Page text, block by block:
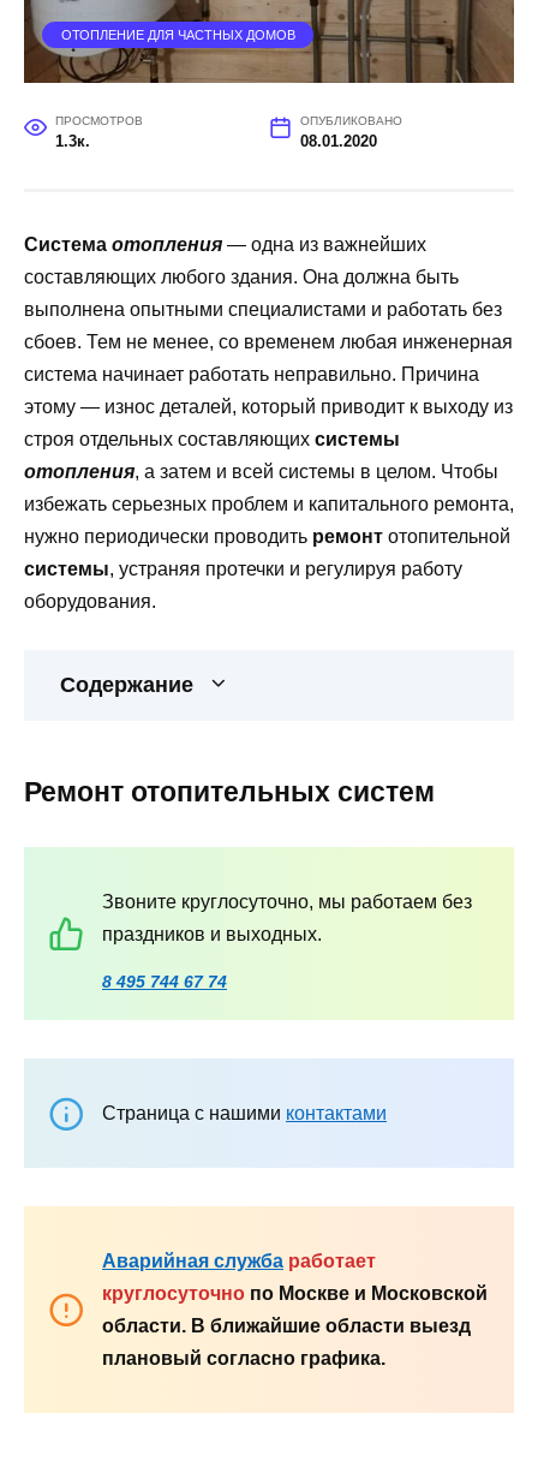
ОТОПЛЕНИЕ ДЛЯ ЧАСТНЫХ ДОМОВ
ПРОСМОТРОВ
1.3к.
ОПУБЛИКОВАНО
08.01.2020
Система отопления — одна из важнейших
составляющих любого здания. Она должна быть
выполнена опытными специалистами и работать без
сбоев. Тем не менее, со временем любая инженерная
система начинает работать неправильно. Причина
этому — износ деталей, который приводит к выходу из
строя отдельных составляющих системы
отопления, а затем и всей системы в целом. Чтобы
избежать серьезных проблем и капитального ремонта,
нужно периодически проводить ремонт отопительной
системы, устраняя протечки и регулируя работу
оборудования.
Содержание
Ремонт отопительных систем
Звоните круглосуточно, мы работаем без
праздников и выходных.
8 495 744 67 74
Страница с нашими контактами
Аварийная служба работает
круглосуточно по Москве и Московской
области. В ближайшие области выезд
плановый согласно графика.